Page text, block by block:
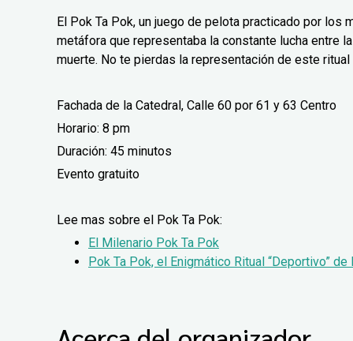
El Pok Ta Pok, un juego de pelota practicado por los
metáfora que representaba la constante lucha entre
muerte. No te pierdas la representación de este
Fachada de la Catedral, Calle 60 por 61 y 63 Centro
Horario: 8 pm
Duración: 45 minutos
Evento gratuito
Lee mas sobre el Pok Ta Pok:
El Milenario Pok Ta Pok
Pok Ta Pok, el Enigmático Ritual “Deportivo”